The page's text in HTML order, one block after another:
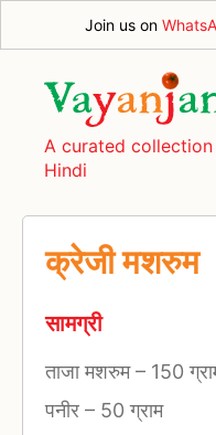
Join us on
A curated
Hindi
क्रेजी मशरुम
सामग्री
ताजा मशरुम– 150
पनीर – 50 ग्राम